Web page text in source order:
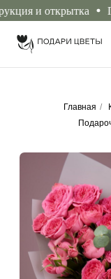
и открытка
Главная /